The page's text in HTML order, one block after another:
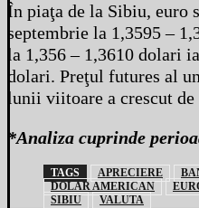
În piaţa de la Sibiu, euro
septembrie la 1,3595 –
la 1,356 – 1,3610 dolari
dolari. Preţul futures al
lunii viitoare a crescut
*Analiza cuprinde
TAGS APRECIERE
DOLAR AMERICAN
SIBIU
VALUTA